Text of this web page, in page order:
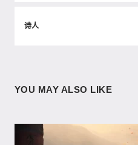
诗人
YOU MAY ALSO LIKE